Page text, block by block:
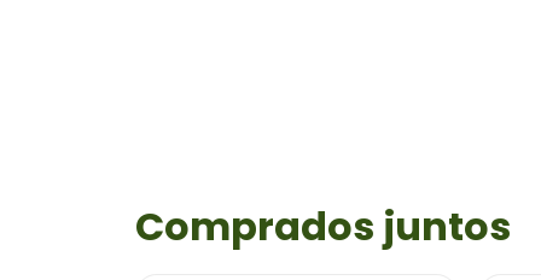
Comprados juntos